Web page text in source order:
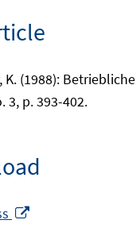
K. (1988):
3, p. 393-402.